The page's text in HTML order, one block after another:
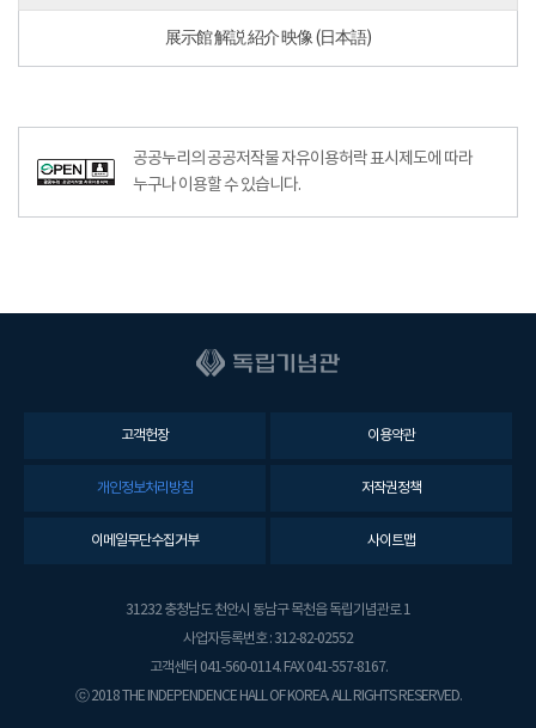
展示館 解説 紹介 映像 (日本語)
공공누리공공저작물자유이용허락–출처표시이미지
공공누리의 공공저작물 자유이용허락 표시제도에 따라
누구나 이용할 수 있습니다.
고객헌장 이용약관
개인정보처리방침 저작권정책
이메일무단수집거부 사이트맵
31232 충청남도 천안시 동남구 목천읍 독립기념관로 1
사업자등록번호 : 312-82-02552
고객센터 041-560-0114. FAX 041-557-8167.
ⓒ 2018 THE INDEPENDENCE HALL OF KOREA. ALL RIGHTS RESERVED.